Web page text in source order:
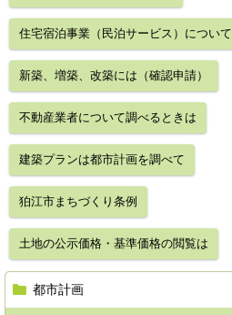
住宅宿泊事業（民泊サービス）について
新築、増築、改築には（確認申請）
不動産業者について調べるときは
建築プランは都市計画を調べて
狛江市まちづくり条例
土地の公示価格・基準価格の閲覧は
都市計画